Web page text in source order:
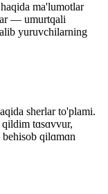
ma'lumotlar
— umurtqali
yuruvchilarning
sherlar to'plami.
tɑsɑvvur,
qilɑmɑn